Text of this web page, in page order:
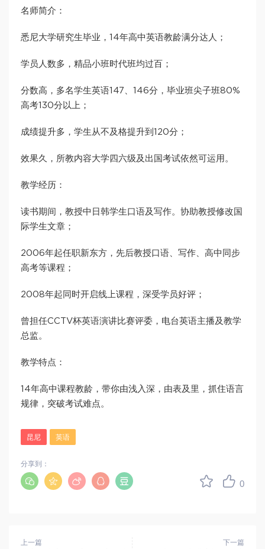
名师简介：
悉尼大学研究生毕业，14年高中英语教龄满分达人；
学员人数多，精品小班时代班均过百；
分数高，多名学生英语147、146分，毕业班尖子班80%
高考130分以上；
成绩提升多，学生从不及格提升到120分；
效果久，所教内容大学四六级及出国考试依然可运用。
教学经历：
读书期间，教授中日韩学生口语及写作。协助教授修改国
际学生文章；
2006年起任职新东方，先后教授口语、写作、高中同步
高考等课程；
2008年起同时开启线上课程，深受学员好评；
曾担任CCTV杯英语演讲比赛评委，电台英语主播及教学
总监。
教学特点：
14年高中课程教龄，带你由浅入深，由表及里，抓住语言
规律，突破考试难点。
昆尼 英语
0
分享到：
上一篇 下一篇